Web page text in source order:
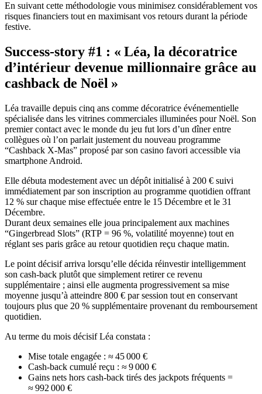
En suivant cette méthodologie vous minimisez considérablement vos
risques financiers tout en maximisant vos retours durant la période
festive.
Success‑story #1 : « Léa, la décoratrice
d’intérieur devenue millionnaire grâce au
cashback de Noël »
Léa travaille depuis cinq ans comme décoratrice événementielle
spécialisée dans les vitrines commerciales illuminées pour Noël. Son
premier contact avec le monde du jeu fut lors d’un dîner entre
collègues où l’on parlait justement du nouveau programme
“Cashback X‑Mas” proposé par son casino favori accessible via
smartphone Android.
Elle débuta modestement avec un dépôt initialisé à 200 € suivi
immédiatement par son inscription au programme quotidien offrant
12 % sur chaque mise effectuée entre le 15 Décembre et le 31
Décembre.
Durant deux semaines elle joua principalement aux machines
“Gingerbread Slots” (RTP = 96 %, volatilité moyenne) tout en
réglant ses paris grâce au retour quotidien reçu chaque matin.
Le point décisif arriva lorsqu’elle décida réinvestir intelligemment
son cash‑back plutôt que simplement retirer ce revenu
supplémentaire ; ainsi elle augmenta progressivement sa mise
moyenne jusqu’à atteindre 800 € par session tout en conservant
toujours plus que 20 % supplémentaire provenant du remboursement
quotidien.
Au terme du mois décisif Léa constata :
Mise totale engagée : ≈ 45 000 €
Cash‑back cumulé reçu : ≈ 9 000 €
Gains nets hors cash‑back tirés des jackpots fréquents =
≈ 992 000 €